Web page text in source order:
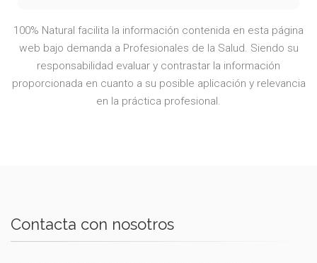
100% Natural facilita la información contenida en esta página
web bajo demanda a Profesionales de la Salud. Siendo su
responsabilidad evaluar y contrastar la información
proporcionada en cuanto a su posible aplicación y relevancia
en la práctica profesional.
Contacta con nosotros